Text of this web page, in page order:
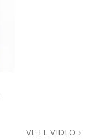
VE EL VIDEO